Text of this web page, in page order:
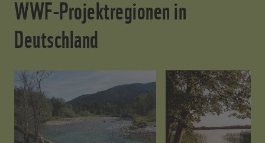
WWF-Projektregionen in
Deutschland